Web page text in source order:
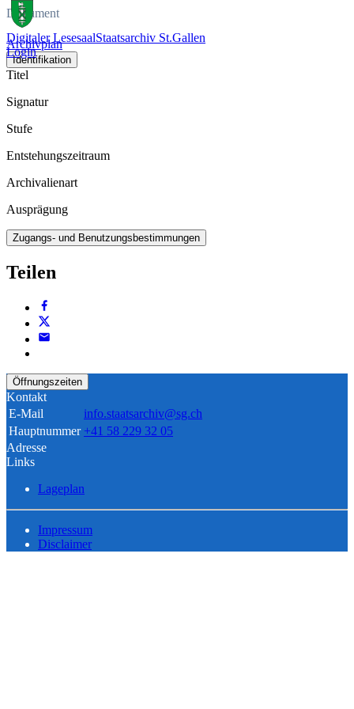
Digitaler LesesaalStaatsarchiv St.Gallen
Login
Dokument
Archivplan
Identifikation
Titel
Signatur
Stufe
Entstehungszeitraum
Archivalienart
Ausprägung
Zugangs- und Benutzungsbestimmungen
Teilen
Öffnungszeiten
Kontakt
E-Mail
info.staatsarchiv@sg.ch
Hauptnummer +41 58 229 32 05
Adresse
Links
Lageplan
Impressum
Disclaimer